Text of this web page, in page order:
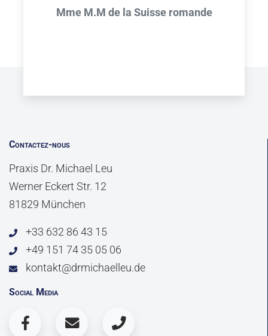
Mme M.M de la Suisse romande
Contactez-nous
Praxis Dr. Michael Leu
Werner Eckert Str. 12
81829 München
+33 632 86 43 15
+49 151 74 35 05 06
kontakt@drmichaelleu.de
Social Media